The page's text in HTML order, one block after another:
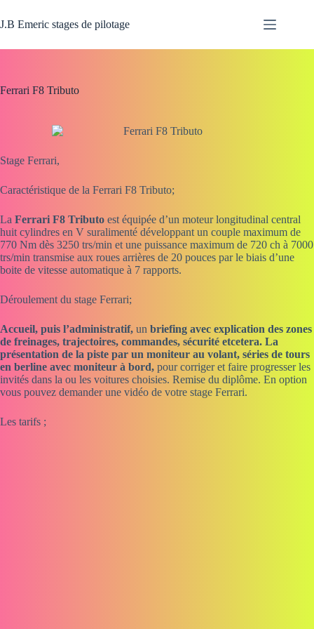
au
contenu
J.B Emeric stages de pilotage
Ferrari F8 Tributo
Stage Ferrari,
Caractéristique de la Ferrari F8 Tributo;
La Ferrari F8 Tributo est équipée d’un moteur longitudinal central
huit cylindres en V suralimenté développant un couple maximum de
770 Nm dès 3250 trs/min et une puissance maximum de 720 ch à 7000
trs/min transmise aux roues arrières de 20 pouces par le biais d’une
boite de vitesse automatique à 7 rapports.
Déroulement du stage Ferrari;
Accueil, puis l’administratif, un briefing avec explication des zones
de freinages, trajectoires, commandes, sécurité etcetera. La
présentation de la piste par un moniteur au volant, séries de tours
en berline avec moniteur à bord, pour corriger et faire progresser les
invités dans la ou les voitures choisies. Remise du diplôme. En option
vous pouvez demander une vidéo de votre stage Ferrari.
Les tarifs ;